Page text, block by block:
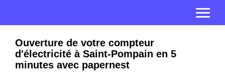
Ouverture de votre compteur
d'électricité à Saint-Pompain en 5
minutes avec papernest